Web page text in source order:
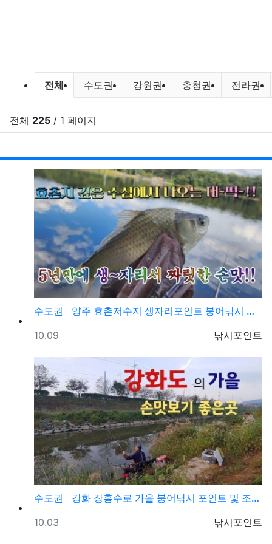
민물낚시,루어낚시 조황 및 포인트
전체 수도권 강원권 충청권 전라권
전체 225 / 1 페이지
수도권
양주 효촌저수지 생자리포인트 붕어낚시 조황정보
등록자
낚시포인트
등록일
10.09
수도권
강화 장흥수로 가을 붕어낚시 포인트 및 조황정보
등록자
낚시포인트
등록일
10.03